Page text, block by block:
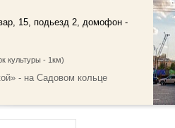
15, подьезд 2, домофон -
культуры - 1км)
- на Садовом кольце